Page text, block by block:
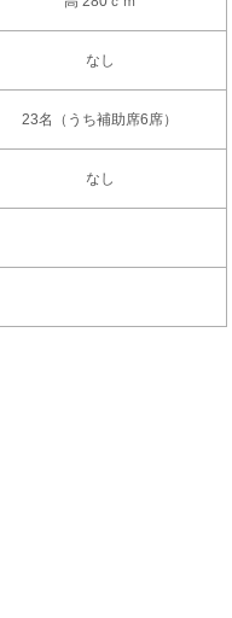
なし
23名（うち補助席6席）
なし